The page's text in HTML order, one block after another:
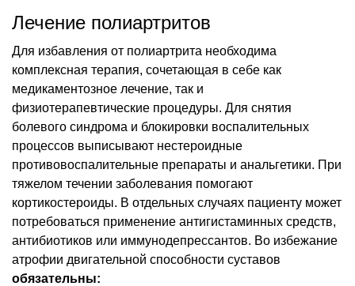
Лечение полиартритов
Для избавления от полиартрита необходима
комплексная терапия, сочетающая в себе как
медикаментозное лечение, так и
физиотерапевтические процедуры. Для снятия
болевого синдрома и блокировки воспалительных
процессов выписывают нестероидные
противовоспалительные препараты и анальгетики. При
тяжелом течении заболевания помогают
кортикостероиды. В отдельных случаях пациенту может
потребоваться применение антигистаминных средств,
антибиотиков или иммунодепрессантов. Во избежание
атрофии двигательной способности суставов
обязательны: